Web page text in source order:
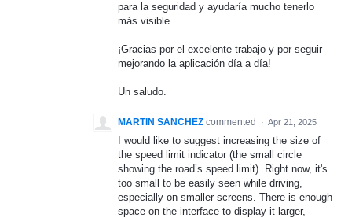
para la seguridad y ayudaría mucho tenerlo
más visible.
¡Gracias por el excelente trabajo y por seguir
mejorando la aplicación día a día!
Un saludo.
MARTIN SANCHEZ commented · Apr 21, 2025
I would like to suggest increasing the size of
the speed limit indicator (the small circle
showing the road’s speed limit). Right now, it's
too small to be easily seen while driving,
especially on smaller screens. There is enough
space on the interface to display it larger,